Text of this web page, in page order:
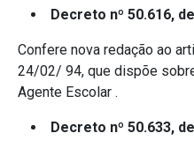
Decreto nº 50.616,
Confere nova redação ao
24/02/ 94, que dispõe
Agente Escolar .
Decreto nº 50.633,